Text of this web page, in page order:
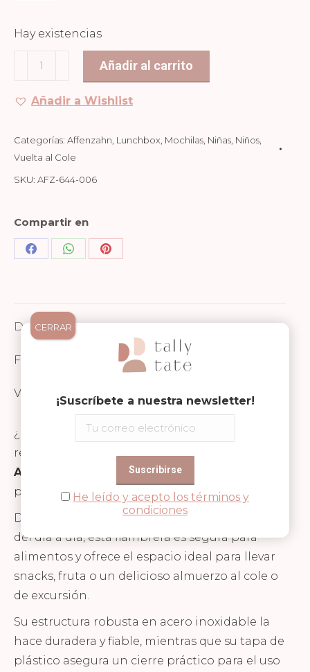
Hay existencias
LUNCHBOX
AFFENZAHN
PRADERA
cantidad
Añadir al carrito
Añadir a Wishlist
Categorías: Affenzahn Lunchbox Mochilas Niñas Niños
Vuelta al Cole
SKU: AFZ-644-006
Compartir en
Share Share Share
Descripción
FICHA TÉCNICA Y SEGURIDAD
Valoraciones (0)
¿Hambriento como un oso? Entonces la
resistente
Affenzahn,
es la compañera perfecta para las
pausas de comida de los más pequeños.
Diseñada para acompañar todas las aventuras
del día a día, esta fiambrera es segura para
alimentos y ofrece el espacio ideal para llevar
snacks, fruta o un delicioso almuerzo al cole o
de excursión.
Su estructura robusta en acero inoxidable la
hace duradera y fiable, mientras que su tapa de
plástico asegura un cierre práctico para el uso
¡Suscríbete a nuestra newsletter!
He leído y acepto los términos y
condiciones
CERRAR